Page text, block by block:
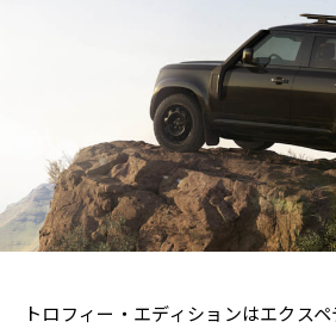
トロフィー・エディションはエクス